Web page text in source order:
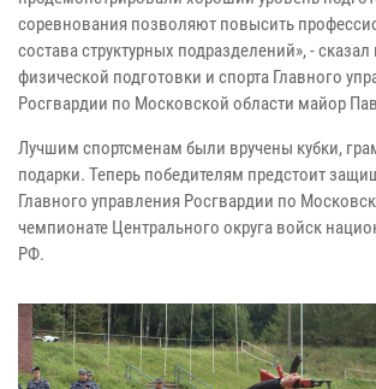
соревнования позволяют повысить
состава структурных подразделений», -
физической подготовки и спорта Главного
Росгвардии по Московской области майор
Лучшим спортсменам были вручены кубки,
подарки. Теперь победителям предстоит
Главного управления Росгвардии по
чемпионате Центрального округа войск
РФ.